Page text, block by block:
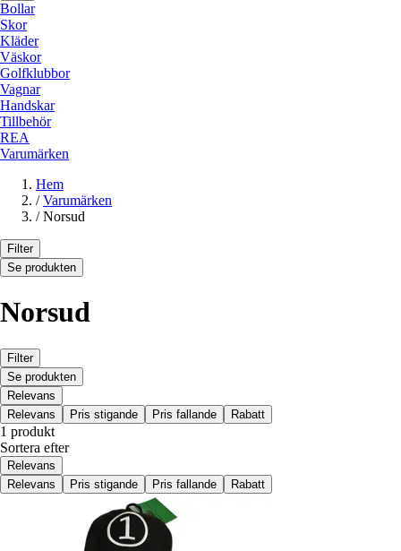
Bollar
Skor
Kläder
Väskor
Golfklubbor
Vagnar
Handskar
Tillbehör
REA
Varumärken
Hem
/ Varumärken
/ Norsud
Filter
Se produkten
Norsud
Filter
Se produkten
Relevans
Relevans
Pris stigande Pris fallande Rabatt
1 produkt
Sortera efter
Relevans
Relevans
Pris stigande Pris fallande Rabatt